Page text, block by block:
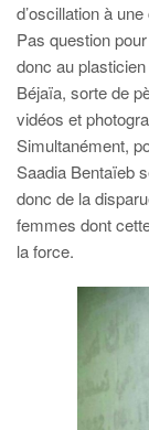
d’oscillation à
Pas question
donc au
Béjaïa, sorte de
vidéos et
Simultanément,
Saadia Bentaïeb
donc de la
femmes dont
la force.